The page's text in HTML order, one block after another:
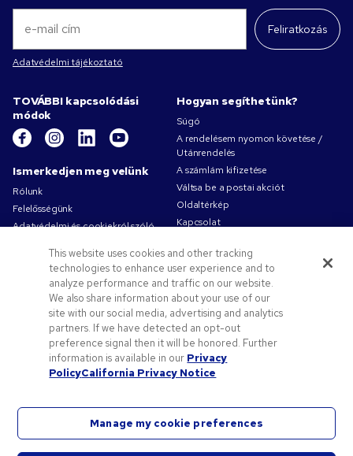
Feliratkozás
Adatvédelmi tájékoztató
TOVÁBBI kapcsolódási
módok
Ismerkedjen meg velünk
Rólunk
Felelősségünk
Adatvédelmi és cookiekról szóló
Használati feltételek
Értékesítési feltételeket
Pens.com-karrierek
Ajánlatok és erőforrások
Céges ajándékok
Promóciós kódok és kuponok
Logózási útmutató
Hogyan segíthetünk?
Súgó
A rendelésem nyomon követése /
Utánrendelés
A számlám kifizetése
Váltsa be a postai akciót
Oldaltérkép
Kapcsolat
This website uses cookies and other tracking
technologies to enhance user experience and to
analyze performance and traffic on our website.
We also share information about your use of our
site with our social media, advertising and analytics
partners. If we have detected an opt-out
preference signal then it will be honored. Further
information is available in our Privacy
PolicyCalifornia Privacy Notice
Manage my cookie preferences